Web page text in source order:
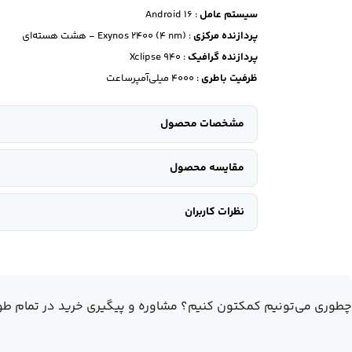
سیستم عامل: Android 16
پردازنده مرکزی: Exynos 2400 (4 nm) - هشت هسته‌ای
پردازنده گرافیک: Xclipse 940
ظرفیت باطری: 4000 میلی‌آمپرساعت
مشخصات محصول
مقایسه محصول
نظرات کاربران
چطوری می‌تونیم کمکتون کنیم؟ مشاوره و پیگیری خرید در تمام